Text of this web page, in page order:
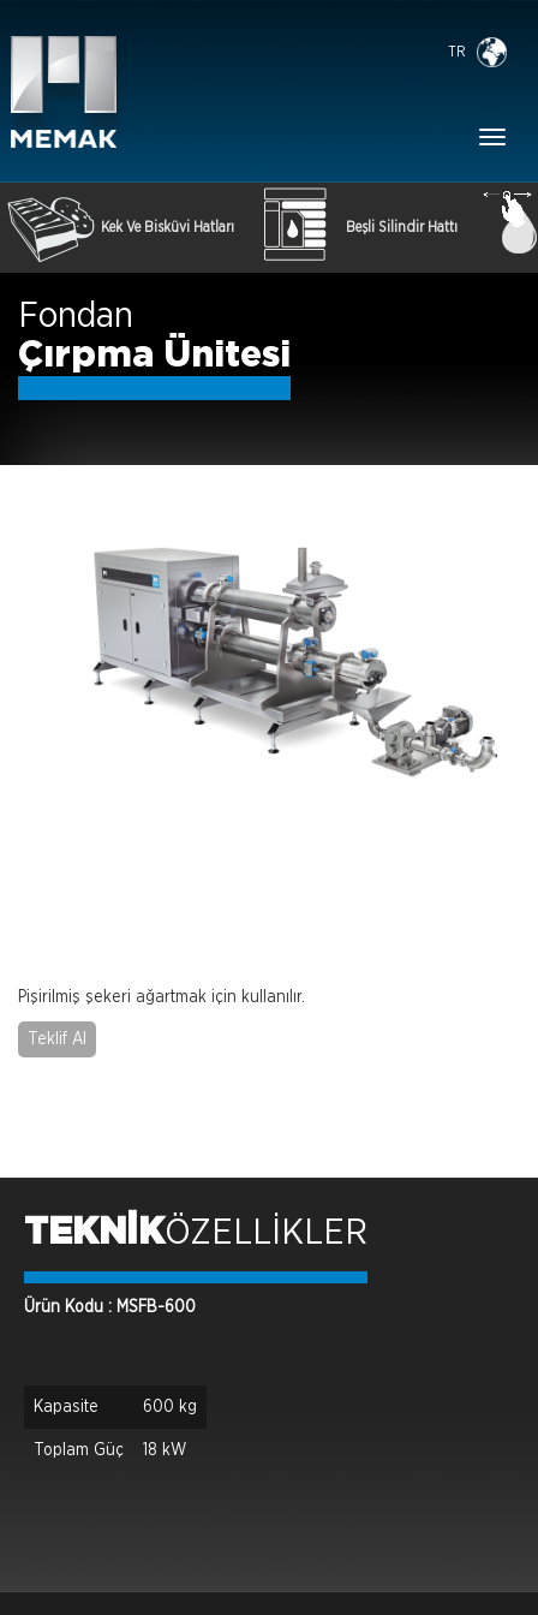
TR
Kek Ve Bisküvi Hatları Beşli Silindir Hattı
Fondan
Çırpma Ünitesi
Pişirilmiş şekeri ağartmak için kullanılır.
Teklif Al
TEKNİKÖZELLİKLER
Ürün Kodu : MSFB-600
Kapasite 600 kg
Toplam Güç 18 kW